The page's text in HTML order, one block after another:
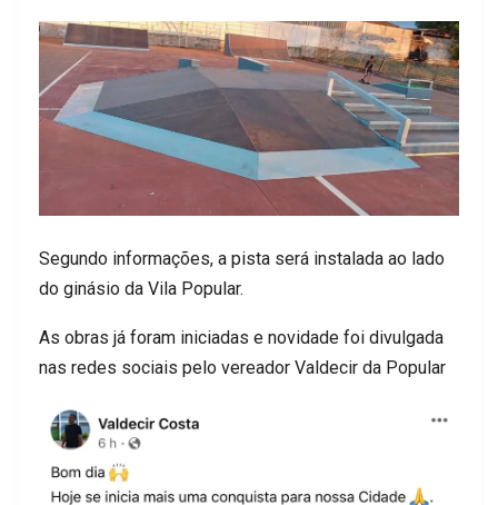
Segundo informações, a pista será instalada ao lado
do ginásio da Vila Popular.
As obras já foram iniciadas e novidade foi divulgada
nas redes sociais pelo vereador Valdecir da Popular